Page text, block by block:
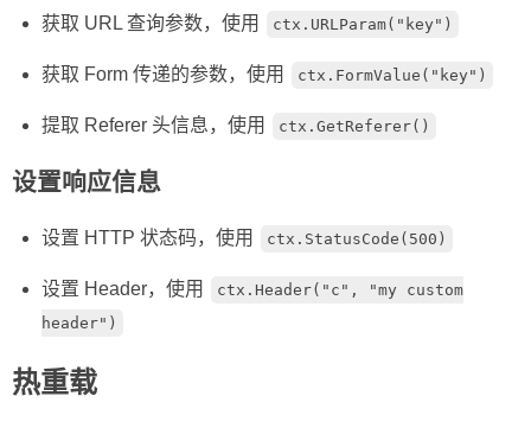
获取 URL 查询参数，使用 ctx.URLParam("key")
获取 Form 传递的参数，使用 ctx.FormValue("key")
提取 Referer 头信息，使用 ctx.GetReferer()
设置响应信息
设置 HTTP 状态码，使用 ctx.StatusCode(500)
设置 Header，使用
ctx.Header("c", "my custom
header")
热重载